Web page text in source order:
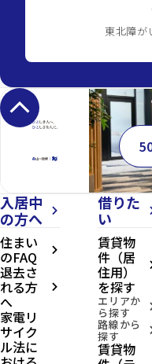
東北障が
keyboard_arrow_up
入居中
の方へ
arrow_forward_ios
住まい
のFAQ arrow_forward_ios
退去さ
れる方
へ
arrow_forward_ios
家電リ
サイク
ル法に
借りた
い
賃貸物
件（居
住用）
を探す
エリアか
ら探す
路線から
探す
賃貸物